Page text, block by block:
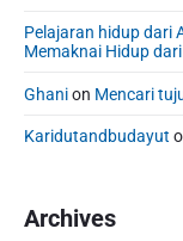
Pelajaran hidup dari
Memaknai Hidup
Ghanion Mencari
Karidutandbudayut
Archives